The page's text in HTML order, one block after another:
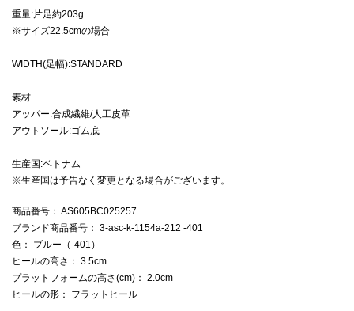
重量:片足約203g
※サイズ22.5cmの場合
WIDTH(足幅):STANDARD
素材
アッパー:合成繊維/人工皮革
アウトソール:ゴム底
生産国:ベトナム
※生産国は予告なく変更となる場合がございます。
商品番号 ： AS605BC025257
ブランド商品番号 ： 3-asc-k-1154a-212 -401
色 ： ブルー（-401）
ヒールの高さ ： 3.5cm
プラットフォームの高さ(cm) ： 2.0cm
ヒールの形 ： フラットヒール